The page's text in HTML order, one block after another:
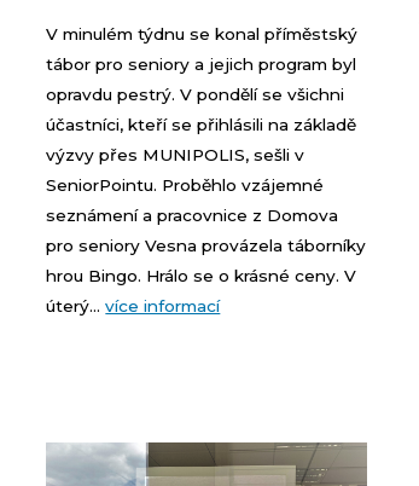
V minulém týdnu se konal příměstský
tábor pro seniory a jejich program byl
opravdu pestrý. V pondělí se všichni
účastníci, kteří se přihlásili na základě
výzvy přes MUNIPOLIS, sešli v
SeniorPointu. Proběhlo vzájemné
seznámení a pracovnice z Domova
pro seniory Vesna provázela táborníky
hrou Bingo. Hrálo se o krásné ceny. V
úterý...více informací